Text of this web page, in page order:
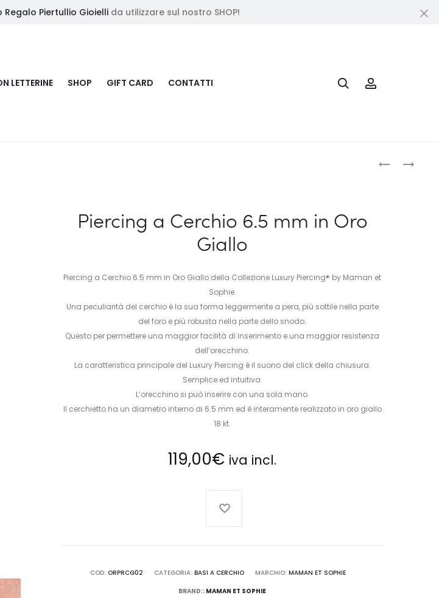
Regalo Piertullio Gioielli da utilizzare sul nostro SHOP!
LETTERINE SHOP GIFT CARD CONTATTI Search
PIERCING
PIERCING
Piercing a Cerchio 6.5 mm in Oro
Giallo
Piercing a Cerchio 6.5 mm in Oro Giallo della Collezione Luxury Piercing® by Maman et
Sophie.
Una peculiarità del cerchio è la sua forma leggermente a pera, più sottile nella parte
del foro e più robusta nella parte dello snodo.
Questo per permettere una maggior facilità di inserimento e una maggior resistenza
dell’orecchino.
La caratteristica principale del Luxury Piercing è il suono del click della chiusura.
Semplice ed intuitiva.
L’orecchino si può inserire con una sola mano.
Il cerchietto ha un diametro interno di 6.5 mm ed è interamente realizzato in oro giallo
18 kt.
119,00€ iva incl.
COD: ORPRCG02 CATEGORIA: BASI A CERCHIO MARCHIO: MAMAN ET SOPHIE
BRAND:: MAMAN ET SOPHIE